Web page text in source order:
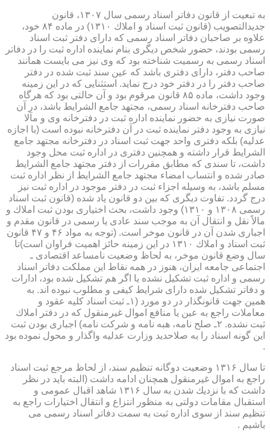
به تبعیت از قانون دفاتر اسناد رسمی سال ۱۳۰۷، قانون
جدیدالتصویب (قانون ثبت اسناد و املاك ۱۳۱۰) در ماده ۸۴ خود،
علاوه بر صاحبان دفاتر اسناد رسمی كه دارای دفتر ثبت اسناد
رسمی بودند، حضور شخص دیگری بنام نماینده اداره ثبت را در دفاتر
اسناد رسمی به رسمیت شناخته بود كه وی نیز می بایست همانند
صاحب دفتر، دارای دفتری باشد كه عین سند ثبت شده در دفتر
صاحب دفتر را در دفتر خود درج نماید. استثنایی كه در این زمینه
وجود داشت، ماده ۸۵ قانون مرقوم بود و آن حالتی بود كه هرگاه
صاحب دفترخانه اسناد رسمی، مجتهد جامع الشرایط باشد، در آن
صورت نیازی به حضور نماینده اداره ثبت در دفترخانه وی و مآلا
نیازی به وجود دفتر نماینده ثبت در آن دفترخانه نبوده است (با اجازه
عدلیه) بلكه دفتری واحد جهت ثبت اسناد در دفترخانه مجتهد جامع
الشرایط قرار داشته و همچنین دفتری در اداره ثبت محل وجود
داشت، تا سندی كه مطابق مقررات از دفتر مجتهد جامع الشرایط
صادر شده و انتساب امضاء مجتهد جامع الشرایط از نظر اداره ثبت
مسلم باشد، به وسیله اجزاء ثبت در دفتر موجود در اداره ثبت نیز
درج گردد. تفاوت دیگری كه بین دو قانون یاد شده (قانون ثبت اسناد
رسمی ۱۳۰۸ و ۱۳۱۰) وجود داشت، بحث اختیاری بودن ثبت املاك و
مالاً نقل و انتقال آن به موجب سند عادی یا رسمی در قانون مقدم و
اجباری شدن آن در قانون موخر است. (توجه به مواد ۴۶ و ۴۷ قانون
ثبت اسناد و املاك ۱۳۱۰ در این زمینه حائز اهمیت فراوان است)تا
سال وضع قانون موخر، به لحاظ وضعیت نامساعد اقتصادی ـ
اجتماعی جامعه ایران، هنوز در همه نقاط این مملكت دفاتر اسناد
رسمی و اداره ثبت تشكیل نشده یا اگر هم تشكیل شده بود، ادارات
و دفاتر تشكیل شده دارای شرایط كیفی و مطلوب نبوده اند. به
همین جهت قانونگذار در دو مورد (۱ـ ثبت اسناد كلیه عقود و
معاملات راجع به عین یا منافع اموال غیرمنقول كه در دفتر املاك
ثبت نشده. ۲ـ صلح نامه، هبه نامه و شركت نامه) اجباری بودن ثبت
این گونه اسناد را به صلاحدید وزارت عدلیه واگذار و محول نموده بود
.
تا سال ۱۳۱۶ وضعیت دوگانه تنظیم سند، از لحاظ مرجع ثبت اسناد
راجع به اموال غیرمنقول همچنان ادامه داشت (البته باید در نظر
داشت كه با نزدیك شدن به سال ۱۳۱۶ شاهد اقبال عمومی و
استقبال مقامات دولتی به منظور انتزاع و انتقال اختیارات راجع به
تنظیم سند از سوی اداره ثبت به سمت دفاتر اسناد رسمی می
باشیم .